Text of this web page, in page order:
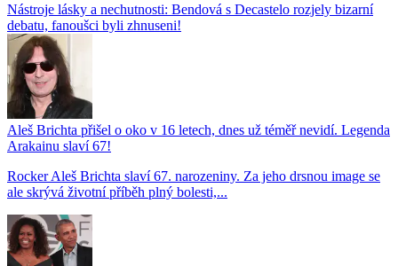
Nástroje lásky a nechutnosti: Bendová s Decastelo rozjely bizarní
debatu, fanoušci byli zhnuseni!
Aleš Brichta přišel o oko v 16 letech, dnes už téměř nevidí. Legenda
Arakainu slaví 67!
Rocker Aleš Brichta slaví 67. narozeniny. Za jeho drsnou image se
ale skrývá životní příběh plný bolesti,...